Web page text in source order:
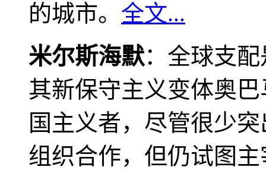
的城市。 全文...
米尔斯海默：全球支
其新保守主义变体奥
国主义者，尽管很少
组织合作，但仍试图